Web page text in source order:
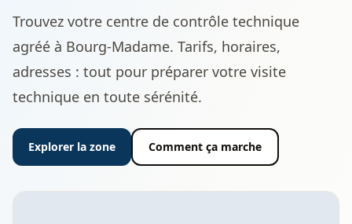
Trouvez votre centre de contrôle technique
agréé à Bourg-Madame. Tarifs, horaires,
adresses : tout pour préparer votre visite
technique en toute sérénité.
Explorer la zone Comment ça marche